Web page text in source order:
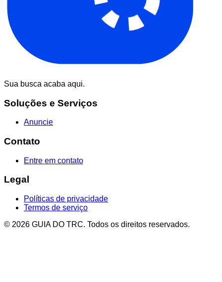
Sua busca acaba aqui.
Soluções e Serviços
Anuncie
Contato
Entre em contato
Legal
Políticas de privacidade
Termos de serviço
© 2026 GUIA DO TRC. Todos os direitos reservados.